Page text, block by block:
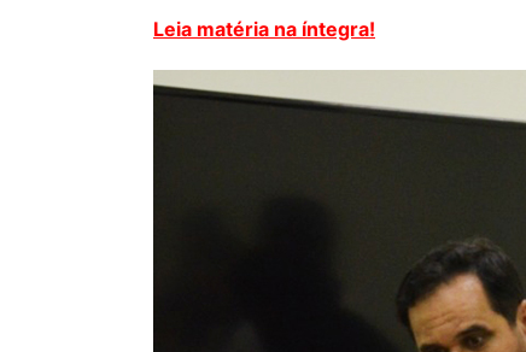
Leia matéria na íntegra!